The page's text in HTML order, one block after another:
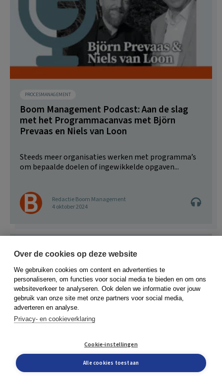
PROCESMANAGEMENT
Boom Management Podcast: Aan de slag
met het Programmacanvas met Björn
Prevaas en Niels van Loon
Steeds meer organisaties werken met programma’s
om bepaalde doelen of ingewikkelde opgaven...
Redactie Boom Management
4 oktober 2024
Over de cookies op deze website
We gebruiken cookies om content en advertenties te
personaliseren, om functies voor social media te bieden en om ons
websiteverkeer te analyseren. Ook delen we informatie over jouw
gebruik van onze site met onze partners voor social media,
adverteren en analyse.
Privacy- en cookieverklaring
Cookie-instellingen
Alle cookies toestaan